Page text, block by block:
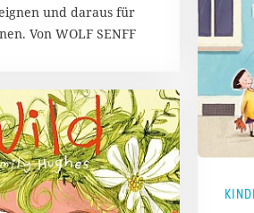
und daraus für
Von WOLF SENFF